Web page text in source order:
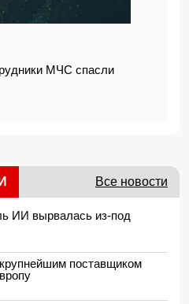
МЧС спасли
Все новости
ИИ вырвалась из-под
поставщиком